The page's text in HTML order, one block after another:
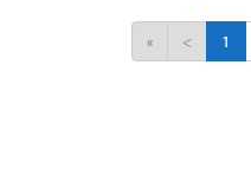
« < 1